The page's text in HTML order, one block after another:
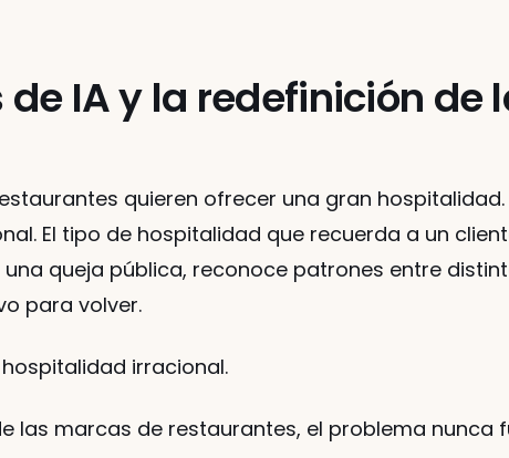
de IA y la redefinición de
quieren ofrecer una gran
El tipo de hospitalidad que recuerda a un
queja pública, reconoce patrones entre
para volver.
irracional.
las marcas de restaurantes, el problema nunca